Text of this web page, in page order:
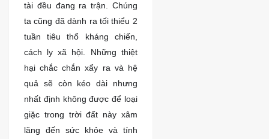
tài đều đang ra trận. Chúng
ta cũng đã dành ra tối thiểu 2
tuần tiêu thổ kháng chiến,
cách ly xã hội. Những thiệt
hại chắc chắn xẩy ra và hệ
quả sẽ còn kéo dài nhưng
nhất định không được để loại
giặc trong trời đất này xâm
lăng đến sức khỏe và tính